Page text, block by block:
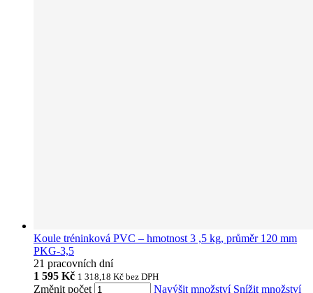
Koule tréninková PVC – hmotnost 3 ,5 kg, průměr 120 mm
PKG-3,5
21 pracovních dní
1 595 Kč 1 318,18 Kč bez DPH
Změnit počet Navýšit množství Snížit množství